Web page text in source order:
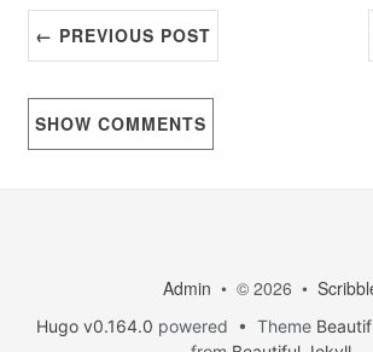
← PREVIOUS POST
SHOWCOMMENTS
Admin • © 2026 •
Hugo v0.164.0 powered • Theme